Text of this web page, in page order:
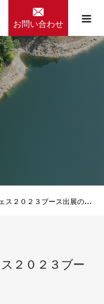
お問い合わせ
０２３ブース出展のご案内
２０２３ブー